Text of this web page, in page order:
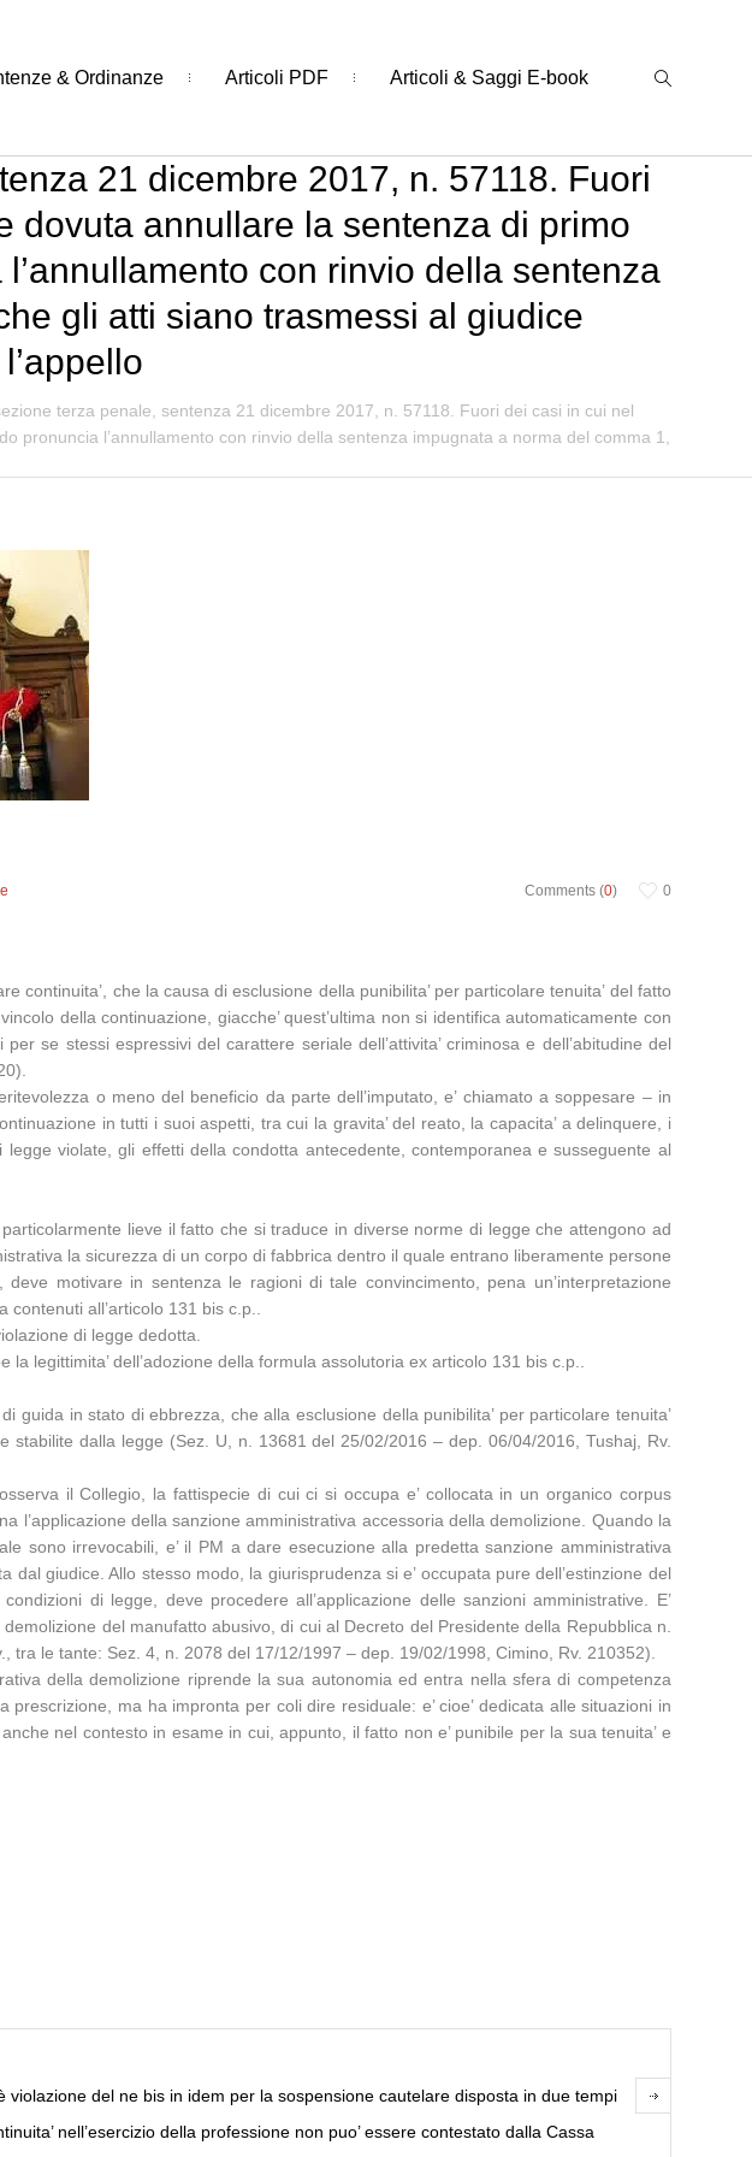
& Ordinanze Articoli PDF Articoli & Saggi E-book
21 dicembre 2017, n. 57118. Fuori
dovuta annullare la sentenza di primo
con rinvio della sentenza
gli atti siano trasmessi al giudice
terza penale, sentenza 21 dicembre 2017, n. 57118. Fuori dei casi in cui nel
l’annullamento con rinvio della sentenza impugnata a norma del comma 1,
Comments (0) 0
che la causa di esclusione della punibilita’ per particolare tenuita’ del fatto
della continuazione, giacche’ quest’ultima non si identifica automaticamente con
se stessi espressivi del carattere seriale dell’attivita’ criminosa e dell’abitudine del
o meno del beneficio da parte dell’imputato, e’ chiamato a soppesare – in
in tutti i suoi aspetti, tra cui la gravita’ del reato, la capacita’ a delinquere, i
violate, gli effetti della condotta antecedente, contemporanea e susseguente al
lieve il fatto che si traduce in diverse norme di legge che attengono ad
la sicurezza di un corpo di fabbrica dentro il quale entrano liberamente persone
motivare in sentenza le ragioni di tale convincimento, pena un’interpretazione
all’articolo 131 bis c.p..
di legge dedotta.
legittimita’ dell’adozione della formula assolutoria ex articolo 131 bis c.p..
in stato di ebbrezza, che alla esclusione della punibilita’ per particolare tenuita’
dalla legge (Sez. U, n. 13681 del 25/02/2016 – dep. 06/04/2016, Tushaj, Rv.
il Collegio, la fattispecie di cui ci si occupa e’ collocata in un organico corpus
della sanzione amministrativa accessoria della demolizione. Quando la
sono irrevocabili, e’ il PM a dare esecuzione alla predetta sanzione amministrativa
giudice. Allo stesso modo, la giurisprudenza si e’ occupata pure dell’estinzione del
di legge, deve procedere all’applicazione delle sanzioni amministrative. E’
del manufatto abusivo, di cui al Decreto del Presidente della Repubblica n.
le tante: Sez. 4, n. 2078 del 17/12/1997 – dep. 19/02/1998, Cimino, Rv. 210352).
della demolizione riprende la sua autonomia ed entra nella sfera di competenza
ma ha impronta per coli dire residuale: e’ cioe’ dedicata alle situazioni in
nel contesto in esame in cui, appunto, il fatto non e’ punibile per la sua tenuita’ e
del ne bis in idem per la sospensione cautelare disposta in due tempi
nell’esercizio della professione non puo’ essere contestato dalla Cassa